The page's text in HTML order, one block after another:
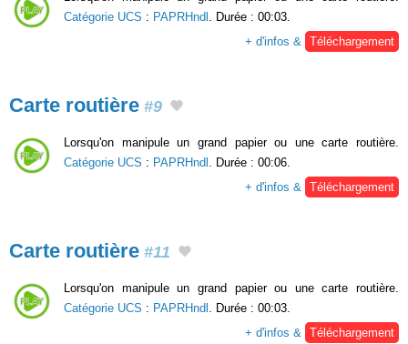
Catégorie UCS : PAPRHndl . Durée : 00:03.
+ d'infos & Téléchargement
Carte routière #9
Lorsqu'on manipule un grand papier ou une carte routière.
Catégorie UCS : PAPRHndl
. Durée : 00:06.
+ d'infos &
Téléchargement
Carte routière #11
Lorsqu'on manipule un grand papier ou une carte routière.
Catégorie UCS : PAPRHndl . Durée : 00:03.
+ d'infos &
Téléchargement